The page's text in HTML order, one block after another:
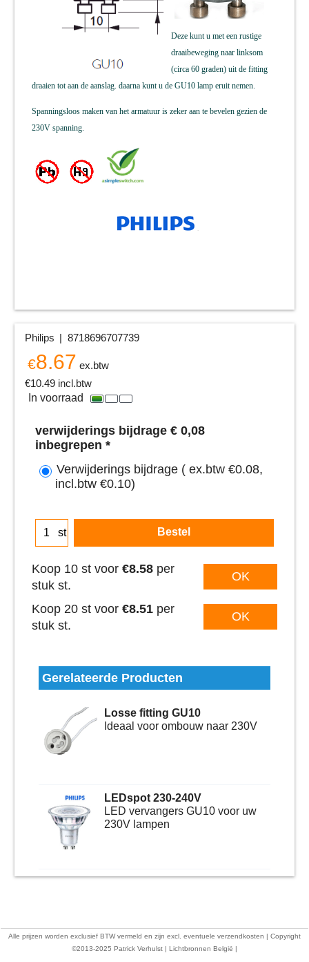
Deze kunt u met een rustige
draaibeweging naar linksom
(circa 60 graden) uit de fitting
draaien tot aan de aanslag. daarna kunt u de GU10 lamp eruit nemen.
Spanningsloos maken van het armatuur is zeker aan te bevelen gezien de
230V spanning.
Philips 8718696707739
€8.67 ex.btw
€10.49 incl.btw
In voorraad
verwijderings bijdrage € 0,08
inbegrepen *
Verwijderings bijdrage ( ex.btw €0.08,
incl.btw €0.10)
st Bestel
Koop 10 st voor €8.58 per
stuk st.
OK
Koop 20 st voor €8.51 per
stuk st.
OK
Gerelateerde Producten
Losse fitting GU10
Ideaal voor ombouw naar 230V
LEDspot 230-240V
LED vervangers GU10 voor uw
230V lampen
Alle prijzen worden exclusief BTW vermeld en zijn excl. eventuele verzendkosten | Copyright
©2013-2025 Patrick Verhulst | Lichtbronnen België |